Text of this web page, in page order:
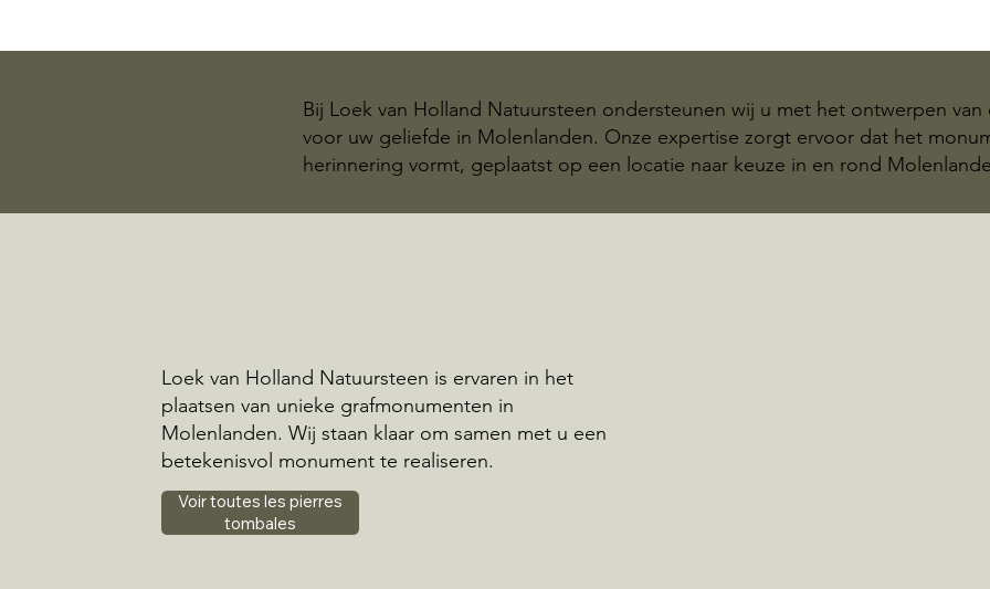
Bij Loek van Holland Natuursteen ondersteunen wij u met het ontwerpen
voor uw geliefde in Molenlanden. Onze expertise zorgt ervoor dat het
herinnering vormt, geplaatst op een locatie naar keuze in en rond
Loek van Holland Natuursteen is ervaren in het
plaatsen van unieke grafmonumenten in
Molenlanden. Wij staan klaar om samen met u een
betekenisvol monument te realiseren.
Voir toutes les pierres
tombales